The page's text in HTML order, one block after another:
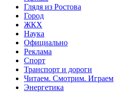
Глядя из Ростова
Город
ЖКХ
Наука
Официально
Реклама
Спорт
Транспорт и дороги
Читаем. Смотрим. Играем
Энергетика